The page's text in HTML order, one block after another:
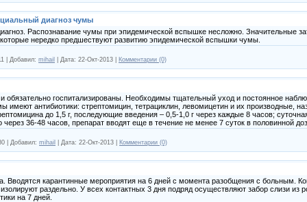
диагноз чумы
Распознавание чумы при эпидемической вспышке несложно. Значительные
нередко предшествуют развитию эпидемической вспышки чумы.
Добавил: mihail Дата: 22-Окт-2013 Комментарии (0)
обязательно госпитализированы. Необходимы тщательный уход и постоянное
имеют антибиотики: стрептомицин, тетрациклин, левомицетин и их производные,
до 1,5 г, последующие введения – 0,5-1,0 г через каждые 8 часов;
36-48 часов, препарат вводят еще в течение не менее 7 суток в половинной
Добавил: mihail Дата: 22-Окт-2013 Комментарии (0)
Вводятся карантинные мероприятия на 6 дней с момента разобщения с больным.
раздельно. У всех контактных 3 дня подряд осуществляют забор слизи из
на 7 дней.